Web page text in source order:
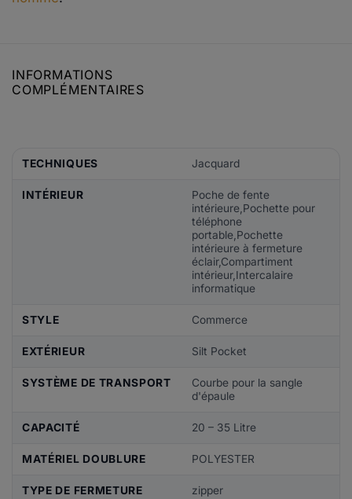
INFORMATIONS
COMPLÉMENTAIRES
TECHNIQUES Jacquard
INTÉRIEUR
Poche de fente
intérieure,Pochette pour
téléphone
portable,Pochette
intérieure à fermeture
éclair,Compartiment
intérieur,Intercalaire
informatique
STYLE Commerce
EXTÉRIEUR Silt Pocket
SYSTÈME DE TRANSPORT
Courbe pour la sangle
d'épaule
CAPACITÉ 20 – 35 Litre
MATÉRIEL DOUBLURE POLYESTER
TYPE DE FERMETURE zipper